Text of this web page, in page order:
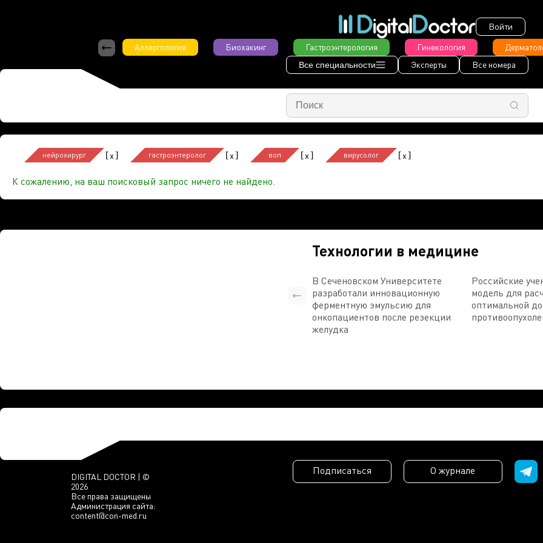
Войти
Аллергология
Биохакинг Гастроэнтерология Гинекология
Все специальности Эксперты Все номера
нейрохирург [x] гастроэнтеролог [x] воп [x] вирусолог [x]
К сожалению, на ваш поисковый запрос ничего не найдено.
Технологии в медицине
В Сеченовском Университете
разработали инновационную
ферментную эмульсию для
онкопациентов после резекции
желудка
Российские
модель для
оптимальной
DIGITAL DOCTOR | ©
2026
Все права защищены
Администрация сайта:
content@con-med.ru
Подписаться О журнале